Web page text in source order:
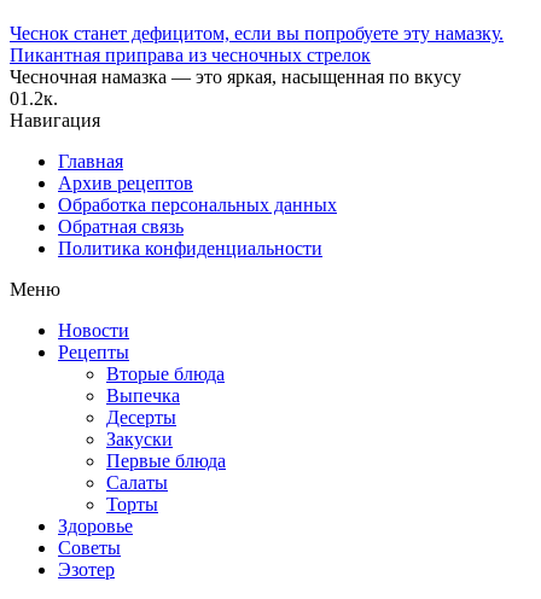
Чеснок станет дефицитом, если вы попробуете эту намазку.
Пикантная приправа из чесночных стрелок
Чесночная намазка — это яркая, насыщенная по вкусу
01.2к.
Навигация
Главная
Архив рецептов
Обработка персональных данных
Обратная связь
Политика конфиденциальности
Меню
Новости
Рецепты
Вторые блюда
Выпечка
Десерты
Закуски
Первые блюда
Салаты
Торты
Здоровье
Советы
Эзотер